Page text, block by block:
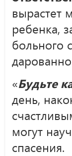
вырастет
ребенка,
больного
«Будьте
день,
могут
спасения.